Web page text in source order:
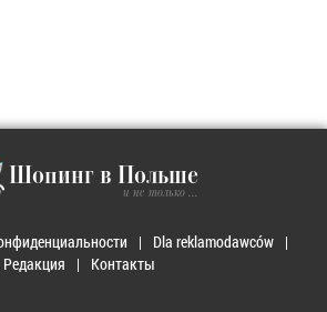
Шопинг в Польше
и не только ...
Dla reklamodawców
Редакция
Контакты